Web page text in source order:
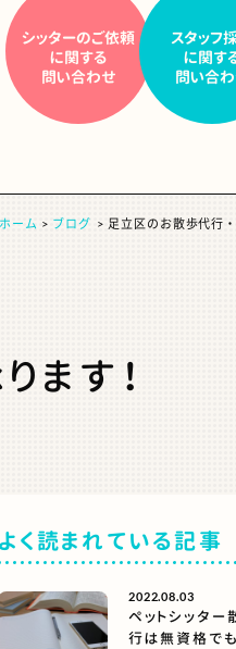
シッターのご依頼
に関する
問い合わせ
スタッフ
に関す
問い合
ます！
ホーム ブログ 足立区のお散歩代行
よく読まれている記事
2022.08.03
ペットシッター
行は無資格で